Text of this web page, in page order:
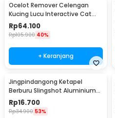
Ocelot Remover Celengan
Kucing Lucu Interactive Cat
Piggy Bank - 0120
Rp64.100
Rp105.900 40%
+ Keranjang
Jingpindangong Ketapel
Berburu Slingshot Aluminium
Alloy - OD-014
Rp16.700
Rp34.900 53%